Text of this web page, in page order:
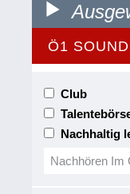
Ö1 SOUND
Club
Nachhaltig